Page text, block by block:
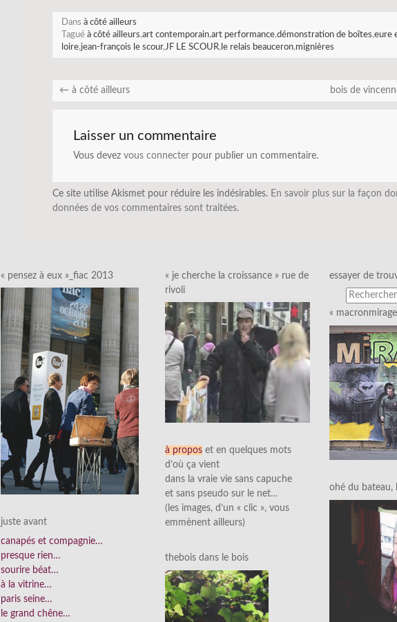
Dans à côté ailleurs
Tagué à côté ailleurs,art contemporain,art performance,démonstration de boîtes,eure
loire,jean-françois le scour,JF LE SCOUR,le relais beauceron,mignières
← à côté ailleurs bois de
Laisser un commentaire
Vous devez vous connecter pour publier un commentaire.
Ce site utilise Akismet pour réduire les indésirables. En savoir plus sur la façon
données de vos commentaires sont traitées.
« pensez à eux »_fiac 2013
juste avant
canapés et compagnie…
presque rien…
sourire béat…
à la vitrine…
paris seine…
le grand chêne…
« je cherche la croissance » rue de
rivoli
à propos et en quelques mots
d’où ça vient
dans la vraie vie sans capuche
et sans pseudo sur le net…
(les images, d’un « clic », vous
emmènent ailleurs)
thebois dans le bois
essayer de
«
ohé du bateau,